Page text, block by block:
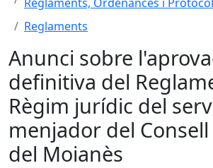
Reglaments
Anunci sobre
definitiva del
Règim jurídic del
menjador del
del Moianès